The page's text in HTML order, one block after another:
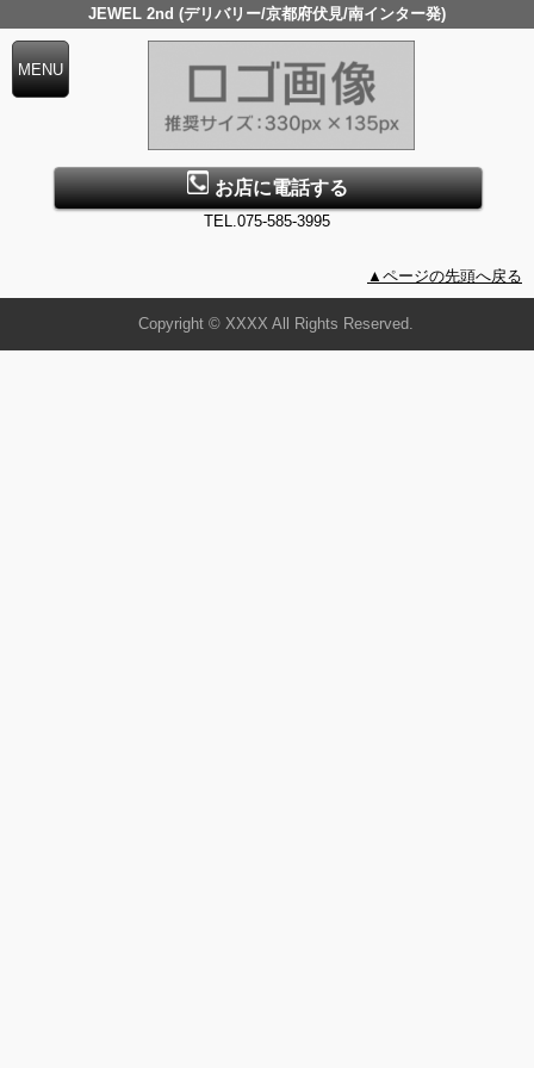
JEWEL 2nd (デリバリー/京都府伏見/南インター発)
お店に電話する
TEL.075-585-3995
▲ページの先頭へ戻る
Copyright © XXXX All Rights Reserved.